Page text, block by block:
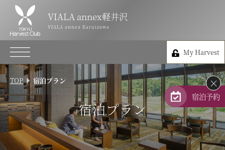
VIALA annex軽井沢
VIALA annex Karuizawa
My Harvest
VIALA annex軽井沢
VIALA annex Karuizawa
0267-31-6109
長野県北佐久郡軽井沢町長倉291-1
会員権のご案内
My Harvest
TOP
宿泊プラン
宿泊プラン
TOP 宿泊プラン ×
宿泊予約